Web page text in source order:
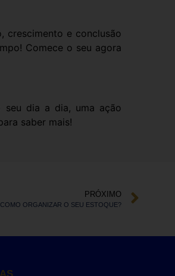
crescimento e conclusão
Comece o seu agora
seu dia a dia, uma ação
saber mais!
PRÓXIMO
COMO ORGANIZAR O SEU ESTOQUE?